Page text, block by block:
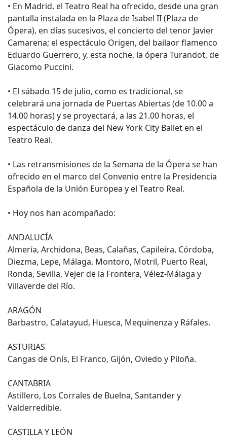
• En Madrid, el Teatro Real ha ofrecido, desde una gran
pantalla instalada en la Plaza de Isabel II (Plaza de
Ópera), en días sucesivos, el concierto del tenor Javier
Camarena; el espectáculo Origen, del bailaor flamenco
Eduardo Guerrero, y, esta noche, la ópera Turandot, de
Giacomo Puccini.
• El sábado 15 de julio, como es tradicional, se
celebrará una jornada de Puertas Abiertas (de 10.00 a
14.00 horas) y se proyectará, a las 21.00 horas, el
espectáculo de danza del New York City Ballet en el
Teatro Real.
• Las retransmisiones de la Semana de la Ópera se han
ofrecido en el marco del Convenio entre la Presidencia
Española de la Unión Europea y el Teatro Real.
• Hoy nos han acompañado:
ANDALUCÍA
Almería, Archidona, Beas, Calañas, Capileira, Córdoba,
Diezma, Lepe, Málaga, Montoro, Motril, Puerto Real,
Ronda, Sevilla, Vejer de la Frontera, Vélez-Málaga y
Villaverde del Río.
ARAGÓN
Barbastro, Calatayud, Huesca, Mequinenza y Ráfales.
ASTURIAS
Cangas de Onís, El Franco, Gijón, Oviedo y Piloña.
CANTABRIA
Astillero, Los Corrales de Buelna, Santander y
Valderredible.
CASTILLA Y LEÓN